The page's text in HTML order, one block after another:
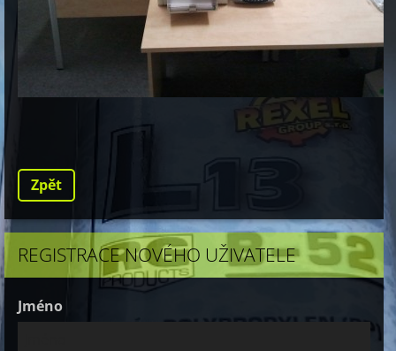
Zpět
REGISTRACE NOVÉHO UŽIVATELE
Jméno